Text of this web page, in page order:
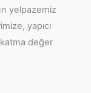
yelpazemiz
yapıcı
değer